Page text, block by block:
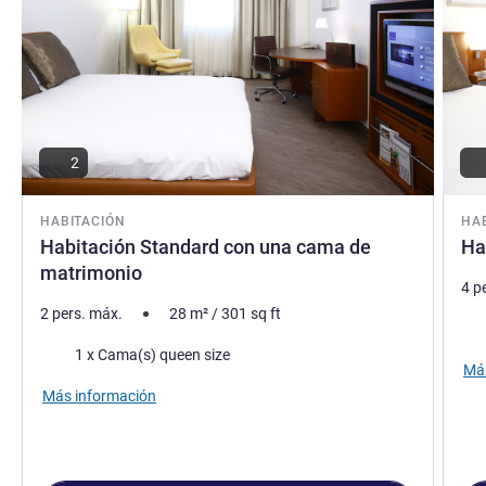
HABITACIÓN
Habitación Standard con una cama de
matrimonio
2
2 pers. máx. 28 m²/301 sq ft
Ropa de cama
1 x Cama(s) queen size
Más información
4